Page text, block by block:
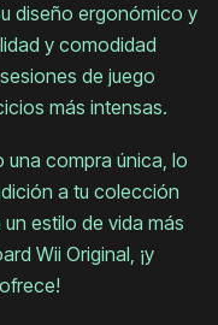
diseño ergonómico y
y comodidad
de juego
más intensas.
compra única, lo
a tu colección
estilo de vida más
Wii Original, ¡y